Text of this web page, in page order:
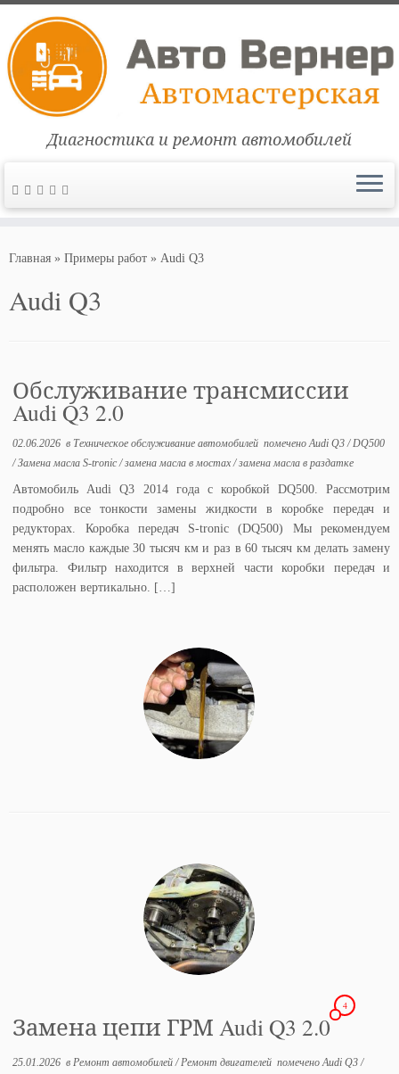
Диагностика и ремонт автомобилей
Главная » Примеры работ » Audi Q3
Audi Q3
Обслуживание трансмиссии
Audi Q3 2.0
02.06.2026 в Техническое обслуживание автомобилей помеченоAudi Q3/ DQ500
/Замена масла S-tronic/замена масла в мостах/замена масла в раздатке
Автомобиль Audi Q3 2014 года с коробкой DQ500. Рассмотрим
подробно все тонкости замены жидкости в коробке передач и
редукторах. Коробка передач S-tronic (DQ500) Мы рекомендуем
менять масло каждые 30 тысяч км и раз в 60 тысяч км делать замену
фильтра. Фильтр находится в верхней части коробки передач и
расположен вертикально. […]
Замена цепи ГРМ Audi Q3 2.0
4
25.01.2026 в Ремонт автомобилей/ Ремонт двигателей помеченоAudi Q3/